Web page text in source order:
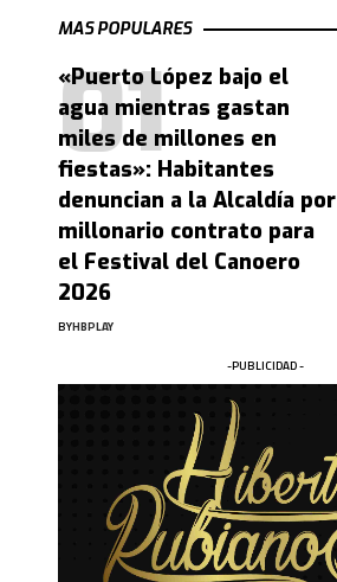
MAS POPULARES
«Puerto López bajo el
agua mientras gastan
miles de millones en
fiestas»: Habitantes
denuncian a la Alcaldía por
millonario contrato para
el Festival del Canoero
2026
BYHBPLAY
-PUBLICIDAD -